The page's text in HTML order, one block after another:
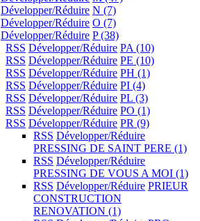
Développer/Réduire N (7)
Développer/Réduire O (7)
Développer/Réduire P(38)
RSS Développer/Réduire PA (10)
RSS Développer/Réduire PE (10)
RSS Développer/Réduire PH (1)
RSS Développer/Réduire PI (4)
RSS Développer/Réduire PL (3)
RSS Développer/Réduire PO (1)
RSS Développer/Réduire PR (9)
RSS Développer/Réduire
PRESSING DE SAINT PERE (1)
RSS Développer/Réduire
PRESSING DE VOUS A MOI (1)
RSS Développer/Réduire PRIEUR
CONSTRUCTION
RENOVATION (1)